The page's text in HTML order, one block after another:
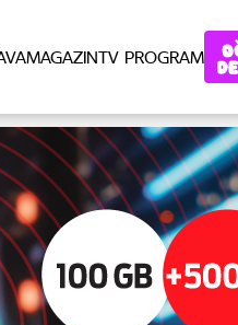
MAGAZINTV PROGRAM